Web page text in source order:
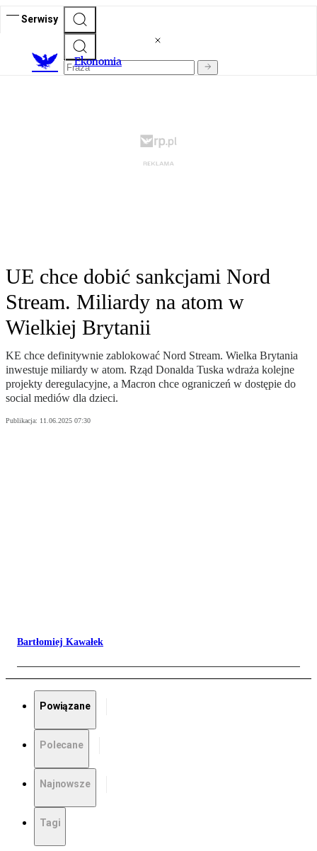
Serwisy
Ekonomia
UE chce dobić sankcjami Nord
Stream. Miliardy na atom w
Wielkiej Brytanii
KE chce definitywnie zablokować Nord Stream. Wielka Brytania
inwestuje miliardy w atom. Rząd Donalda Tuska wdraża kolejne
projekty deregulacyjne, a Macron chce ograniczeń w dostępie do
social mediów dla dzieci.
Publikacja: 11.06.2025 07:30
Bartłomiej Kawałek
Powiązane
Polecane
Najnowsze
Tagi